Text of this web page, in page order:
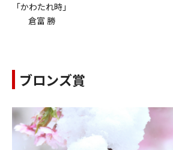
「かわたれ時」
倉富 勝
ブロンズ賞